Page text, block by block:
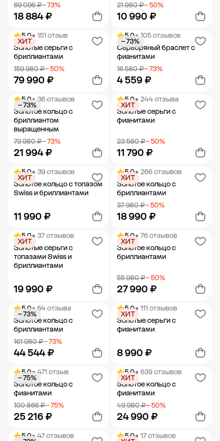
69 096 ₽− 73%
18 884 ₽
Добавить в корзину
21 980 ₽− 50%
10 990 ₽
Добавить в корзину
5.0• 151 отзыв
Золотые серьги с
бриллиантами
159 980 ₽− 50%
79 990 ₽
ХИТ
Добавить в корзину
5.0• 105 отзывов
Серебряный браслет с
фианитами
16 580 ₽− 73%
4 559 ₽
− 73%
Добавить в корзину
5.0• 36 отзывов
Золотое кольцо с
бриллиантом
выращенным
79 980 ₽− 73%
21 994 ₽
− 73%
Добавить в корзину
5.0• 244 отзыва
Золотые серьги с
фианитами
23 580 ₽− 50%
11 790 ₽
ХИТ
Добавить в корзину
5.0• 39 отзывов
Золотое кольцо с топазом
Swiss и бриллиантами
11 990 ₽
ХИТ
Добавить в корзину
5.0• 266 отзывов
Золотое кольцо с
бриллиантами
37 980 ₽− 50%
18 990 ₽
ХИТ
Добавить в корзину
5.0• 37 отзывов
Золотые серьги с
топазами Swiss и
бриллиантами
19 990 ₽
ХИТ
Добавить в корзину
5.0• 76 отзывов
Золотое кольцо с
бриллиантами
55 980 ₽− 50%
27 990 ₽
ХИТ
Добавить в корзину
5.0• 64 отзыва
Золотое кольцо с
бриллиантами
161 980 ₽− 73%
44 544 ₽
− 73%
Добавить в корзину
5.0• 111 отзывов
Золотые серьги с
фианитами
8 990 ₽
ХИТ
Добавить в корзину
5.0• 471 отзыв
Золотое кольцо с
фианитами
100 866 ₽− 75%
25 216 ₽
− 75%
5.0• 639 отзывов
Золотое кольцо с
фианитами
49 980 ₽− 50%
24 990 ₽
ХИТ
5.0• 47 отзывов 5.0• 17 отзывов